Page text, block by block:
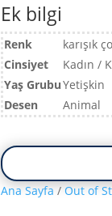
Ek bilgi
Renk
karışık
Cinsiyet
Kadın /
Yaş GrubuYetişkin
Desen
Animal
Ana Sayfa / Out of